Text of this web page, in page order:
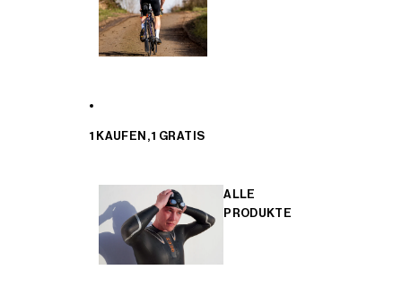
1 KAUFEN, 1 GRATIS
ALLE
PRODUKTE